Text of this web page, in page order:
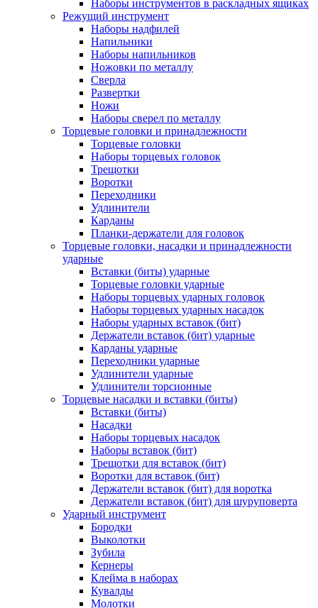
Наборы инструментов в раскладных ящиках
Режущий инструмент
Наборы надфилей
Напильники
Наборы напильников
Ножовки по металлу
Сверла
Развертки
Ножи
Наборы сверел по металлу
Торцевые головки и принадлежности
Торцевые головки
Наборы торцевых головок
Трещотки
Воротки
Переходники
Удлинители
Карданы
Планки-держатели для головок
Торцевые головки, насадки и принадлежности
ударные
Вставки (биты) ударные
Торцевые головки ударные
Наборы торцевых ударных головок
Наборы торцевых ударных насадок
Наборы ударных вставок (бит)
Держатели вставок (бит) ударные
Карданы ударные
Переходники ударные
Удлинители ударные
Удлинители торсионные
Торцевые насадки и вставки (биты)
Вставки (биты)
Насадки
Наборы торцевых насадок
Наборы вставок (бит)
Трещотки для вставок (бит)
Воротки для вставок (бит)
Держатели вставок (бит) для воротка
Держатели вставок (бит) для шуруповерта
Ударный инструмент
Бородки
Выколотки
Зубила
Кернеры
Клейма в наборах
Кувалды
Молотки